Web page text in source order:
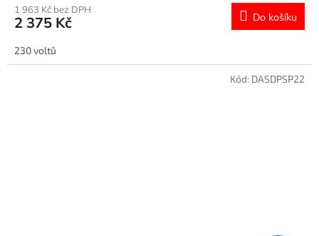
1 963 Kč bez DPH
2 375 Kč Do košíku
230 voltů
Kód: DASDPSP22